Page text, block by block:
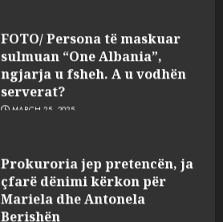
FOTO/ Persona të maskuar
sulmuan “One Albania”,
ngjarja u fsheh. A u vodhën
serverat?
MARCH 25, 2025
Prokuroria jep pretencën, ja
çfarë dënimi kërkon për
Mariela dhe Antonela
Berishën